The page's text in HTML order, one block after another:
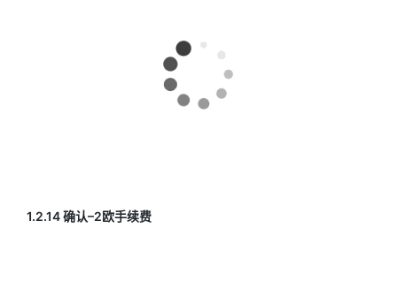
1.2.14 确认–2欧手续费